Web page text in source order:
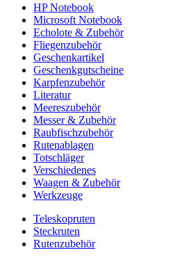
HP Notebook
Microsoft Notebook
Echolote & Zubehör
Fliegenzubehör
Geschenkartikel
Geschenkgutscheine
Karpfenzubehör
Literatur
Meereszubehör
Messer & Zubehör
Raubfischzubehör
Rutenablagen
Totschläger
Verschiedenes
Waagen & Zubehör
Werkzeuge
Teleskopruten
Steckruten
Rutenzubehör